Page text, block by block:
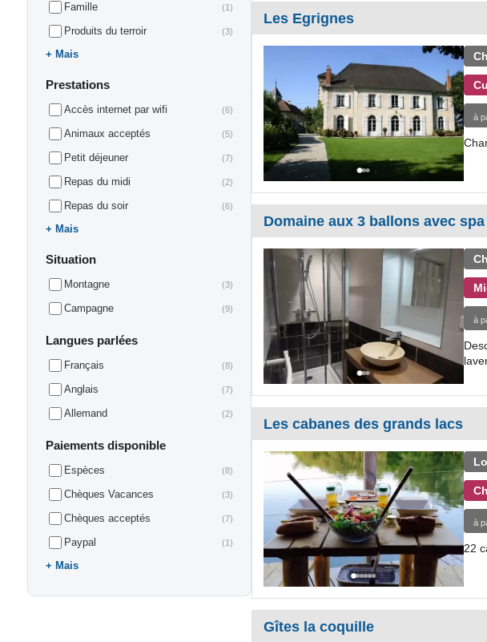
Famille (1)
Produits du terroir (3)
Mais
Prestations
Accès internet par wifi (6)
Animaux acceptés (5)
Petit déjeuner (7)
Repas du midi (2)
Repas du soir (6)
Mais
Situation
Montagne (3)
Campagne (9)
Langues parlées
Français (8)
Anglais (7)
Allemand (2)
Paiements disponible
Espèces (8)
Chèques Vacances (3)
Chèques acceptés (7)
Paypal (1)
Mais
Les Egrignes
à
Domaine aux 3 ballons avec
à
Les cabanes des grands lacs
à
22
Gîtes la coquille